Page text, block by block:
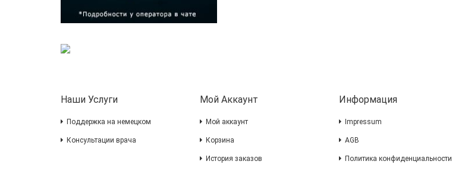
Наши Услуги
Поддержка на немецком
Консультации врача
Мой Аккаунт
Мой аккаунт
Корзина
История заказов
Информация
Impressum
AGB
Политика конфиденциальности